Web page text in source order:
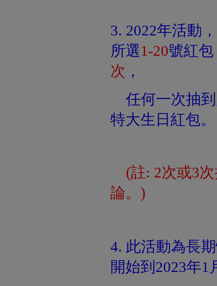
3. 2022年活動，
所選1-20號紅
次 ，
任何一次抽
特大生日紅包。
(註: 2次或3
論。)
4. 此活動為長
開始到2023年1